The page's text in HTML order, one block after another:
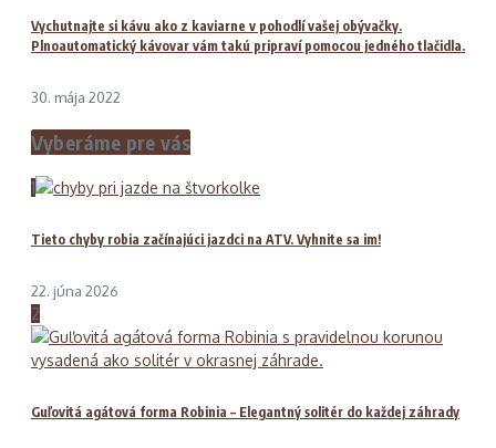
Vychutnajte si kávu ako z kaviarne v pohodlí vašej obývačky.
Plnoautomatický kávovar vám takú pripraví pomocou jedného tlačidla.
30. mája 2022
Vyberáme pre vás
1
Tieto chyby robia začínajúci jazdci na ATV. Vyhnite sa im!
22. júna 2026
2
Guľovitá agátová forma Robinia – Elegantný solitér do každej záhrady